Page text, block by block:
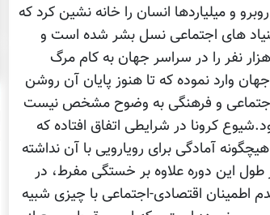
بزرگی روبرو و میلیاردها انسان را خانه نشین کرد که
های اجتماعی نسل بشر شده است و
هزار نفر را در سراسر جهان به کام مرگ
وارد نموده که تا هنوز پایان آن روشن
سیاسی، اجتماعی و فرهنگی به وضوح مشخص نیست
کرونا در شرایطی اتفاق افتاده که
آمادگی برای رویارویی با آن نداشته
طول این دوره علاوه بر خستگی مفرط، در
کویدو۱۹مردم جهان را با عدم اطمینان اقتصادی-اجتماعی با چیزی شبیه